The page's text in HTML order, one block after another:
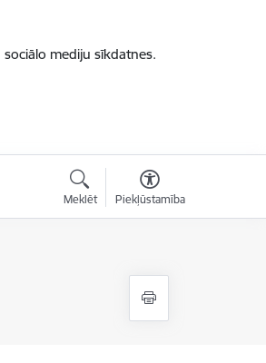
mediju sīkdatnes.
Meklēt Piekļūstamība